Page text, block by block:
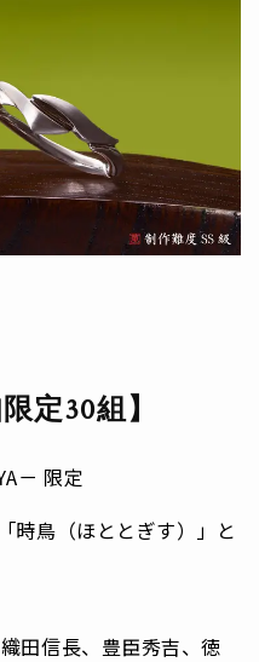
定30組】
－ 限定
時鳥（ほととぎす）」と
織田信長、 豊臣秀吉、徳